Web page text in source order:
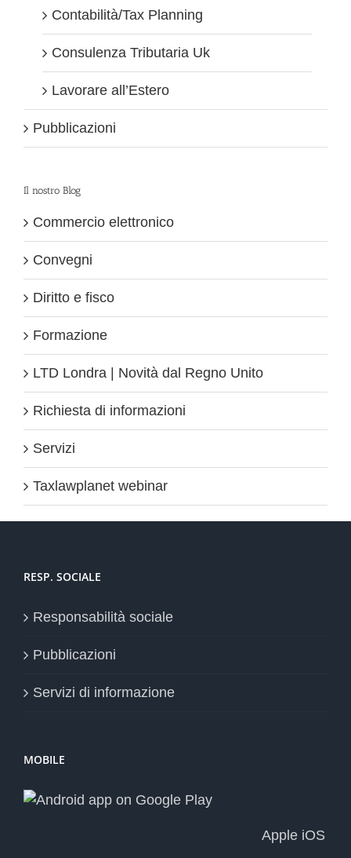
Contabilità/Tax Planning
Consulenza Tributaria Uk
Lavorare all’Estero
Pubblicazioni
Il nostro Blog
Commercio elettronico
Convegni
Diritto e fisco
Formazione
LTD Londra | Novità dal Regno Unito
Richiesta di informazioni
Servizi
Taxlawplanet webinar
RESP. SOCIALE
Responsabilità sociale
Pubblicazioni
Servizi di informazione
MOBILE
Apple iOS